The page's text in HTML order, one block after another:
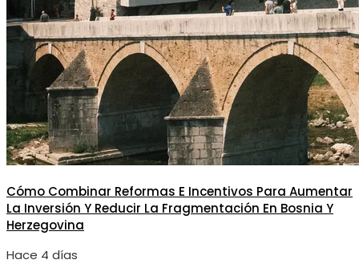
Cómo Combinar Reformas E Incentivos Para Aumentar
La Inversión Y Reducir La Fragmentación En Bosnia Y
Herzegovina
Hace 4 días